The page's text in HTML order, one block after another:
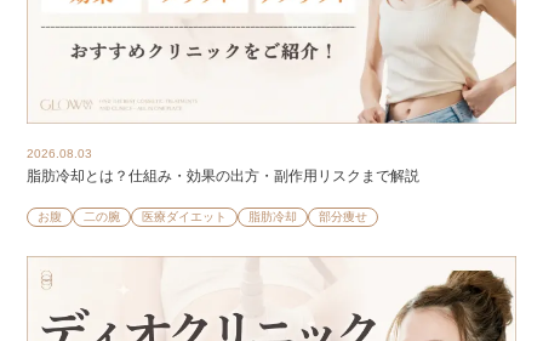
2026.08.03
脂肪冷却とは？仕組み・効果の出方・副作用リスクまで解説
お腹 二の腕 医療ダイエット 脂肪冷却 部分痩せ